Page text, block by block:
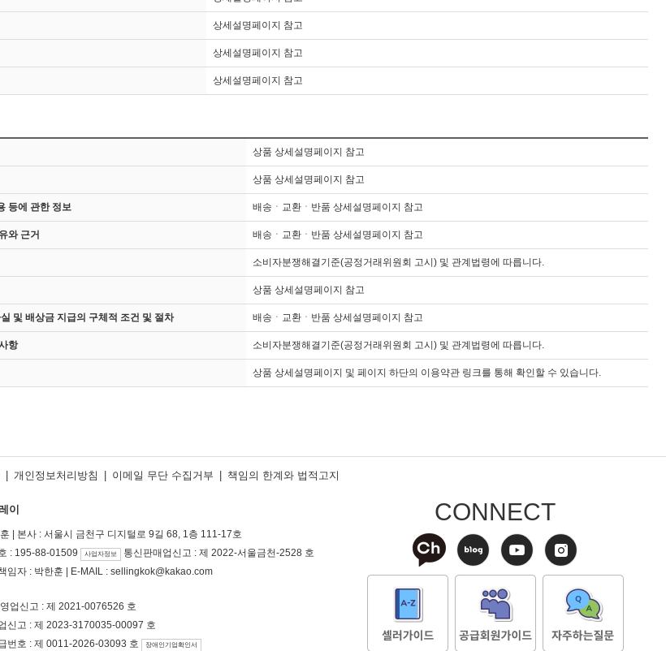
상세설명페이지 참고
상세설명페이지 참고
상세설명페이지 참고
상품 상세설명페이지 참고
상품 상세설명페이지 참고
등에 관한 정보 배송ㆍ교환ㆍ반품 상세설명페이지 참고
와 근거 배송ㆍ교환ㆍ반품 상세설명페이지 참고
소비자분쟁해결기준(공정거래위원회 고시) 및 관계법령에 따릅니다.
상품 상세설명페이지 참고
및 배상금 지급의 구체적 조건 및 절차 배송ㆍ교환ㆍ반품 상세설명페이지 참고
항 소비자분쟁해결기준(공정거래위원회 고시) 및 관계법령에 따릅니다.
상품 상세설명페이지 및 페이지 하단의 이용약관 링크를 통해 확인할 수 있습니다.
| 개인정보처리방침 이메일 무단 수집거부 책임의 한계와 법적고지
이
| 본사 : 서울시 금천구 디지털로 9길 68, 1층 111-17호
: 195-88-01509
사업자정보
통신판매업신고 : 제 2022-서울금천-2528 호
임자 : 박한훈 | E-MAIL : sellingkok@kakao.com
업신고 : 제 2021-0076526 호
신고 : 제 2023-3170035-00097 호
번호 : 제 0011-2026-03093 호
장애인기업확인서
CONNECT